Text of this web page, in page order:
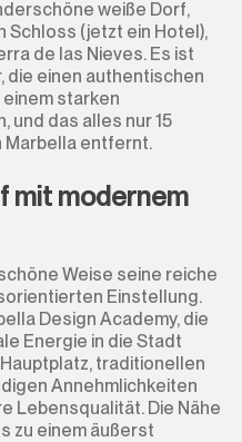
900.000€
950.000€
1.000.000€
1.300.000€
1.400.000€
1.500.000€
weiße Dorf,
Schloss (jetzt ein Hotel),
de las Nieves. Es ist
die einen authentischen
starken
und das alles nur 15
Marbella entfernt.
mit modernem
Weise seine reiche
Einstellung.
Design Academy, die
Energie in die Stadt
traditionellen
Annehmlichkeiten
Lebensqualität. Die Nähe
zu einem äußerst